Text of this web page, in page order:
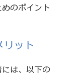
のポイント
リット
は、以下の